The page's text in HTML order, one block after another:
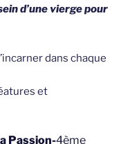
d’une vierge pour
dans chaque
et
Passion-4ème